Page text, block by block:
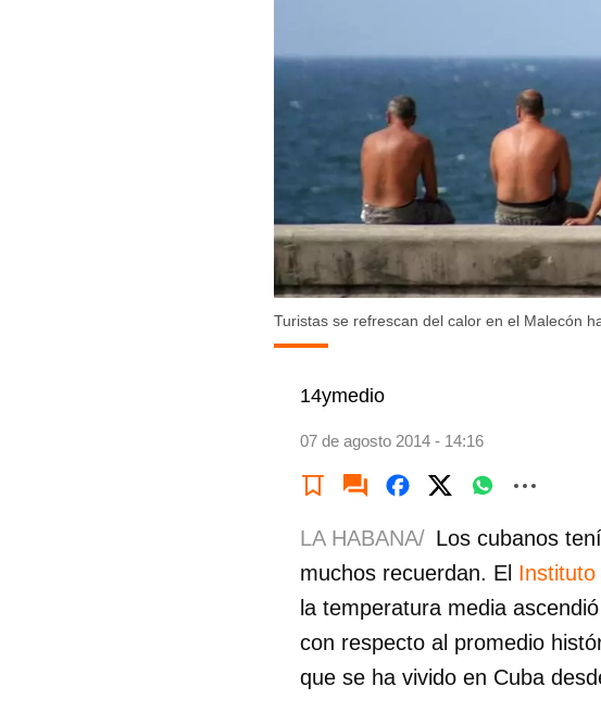
Turistas se refrescan del calor en el Malecón
14ymedio
07 de agosto 2014 - 14:16
LA HABANA/ Los cubanos
muchos recuerdan. El
la temperatura media
con respecto al promedio
que se ha vivido en Cuba